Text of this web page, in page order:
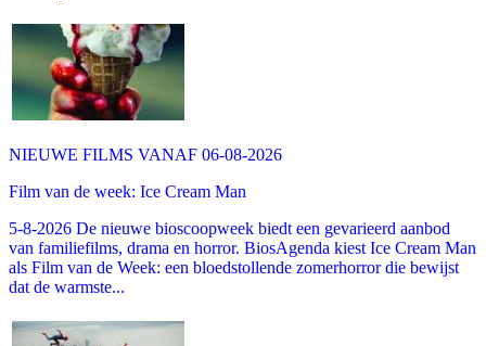
NIEUWE FILMS VANAF 06-08-2026
Film van de week: Ice Cream Man
5-8-2026 De nieuwe bioscoopweek biedt een gevarieerd aanbod
van familiefilms, drama en horror. BiosAgenda kiest Ice Cream Man
als Film van de Week: een bloedstollende zomerhorror die bewijst
dat de warmste...